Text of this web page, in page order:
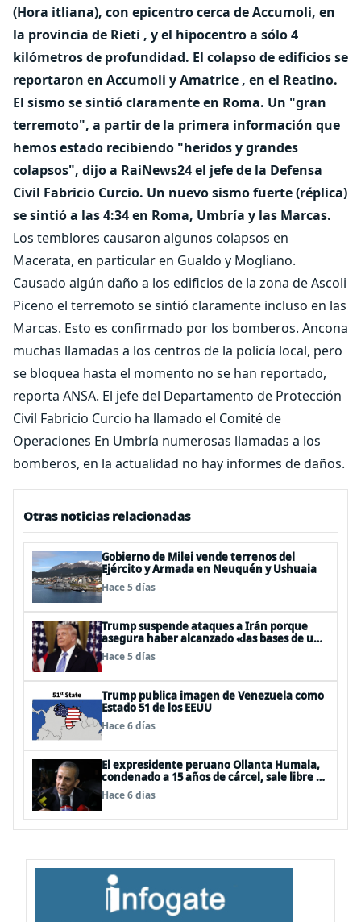
(Hora itliana), con epicentro cerca de Accumoli, en
la provincia de Rieti , y el hipocentro a sólo 4
kilómetros de profundidad. El colapso de edificios se
reportaron en Accumoli y Amatrice , en el Reatino.
El sismo se sintió claramente en Roma. Un "gran
terremoto", a partir de la primera información que
hemos estado recibiendo "heridos y grandes
colapsos", dijo a RaiNews24 el jefe de la Defensa
Civil Fabricio Curcio. Un nuevo sismo fuerte (réplica)
se sintió a las 4:34 en Roma, Umbría y las Marcas.
Los temblores causaron algunos colapsos en
Macerata, en particular en Gualdo y Mogliano.
Causado algún daño a los edificios de la zona de Ascoli
Piceno el terremoto se sintió claramente incluso en las
Marcas. Esto es confirmado por los bomberos. Ancona
muchas llamadas a los centros de la policía local, pero
se bloquea hasta el momento no se han reportado,
reporta ANSA. El jefe del Departamento de Protección
Civil Fabricio Curcio ha llamado el Comité de
Operaciones En Umbría numerosas llamadas a los
bomberos, en la actualidad no hay informes de daños.
Otras noticias relacionadas
Gobierno de Milei vende terrenos del
Ejército y Armada en Neuquén y Ushuaia
Hace 5 días
Trump suspende ataques a Irán porque
asegura haber alcanzado «las bases de un
acuerdo»
Hace 5 días
Trump publica imagen de Venezuela como
Estado 51 de los EEUU
Hace 6 días
El expresidente peruano Ollanta Humala,
condenado a 15 años de cárcel, sale libre al
anularse su caso
Hace 6 días